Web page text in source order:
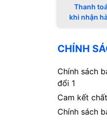
Thanh
khi nhận
CHÍNH
Chính sách
đổi 1
Cam kết
Chính sách